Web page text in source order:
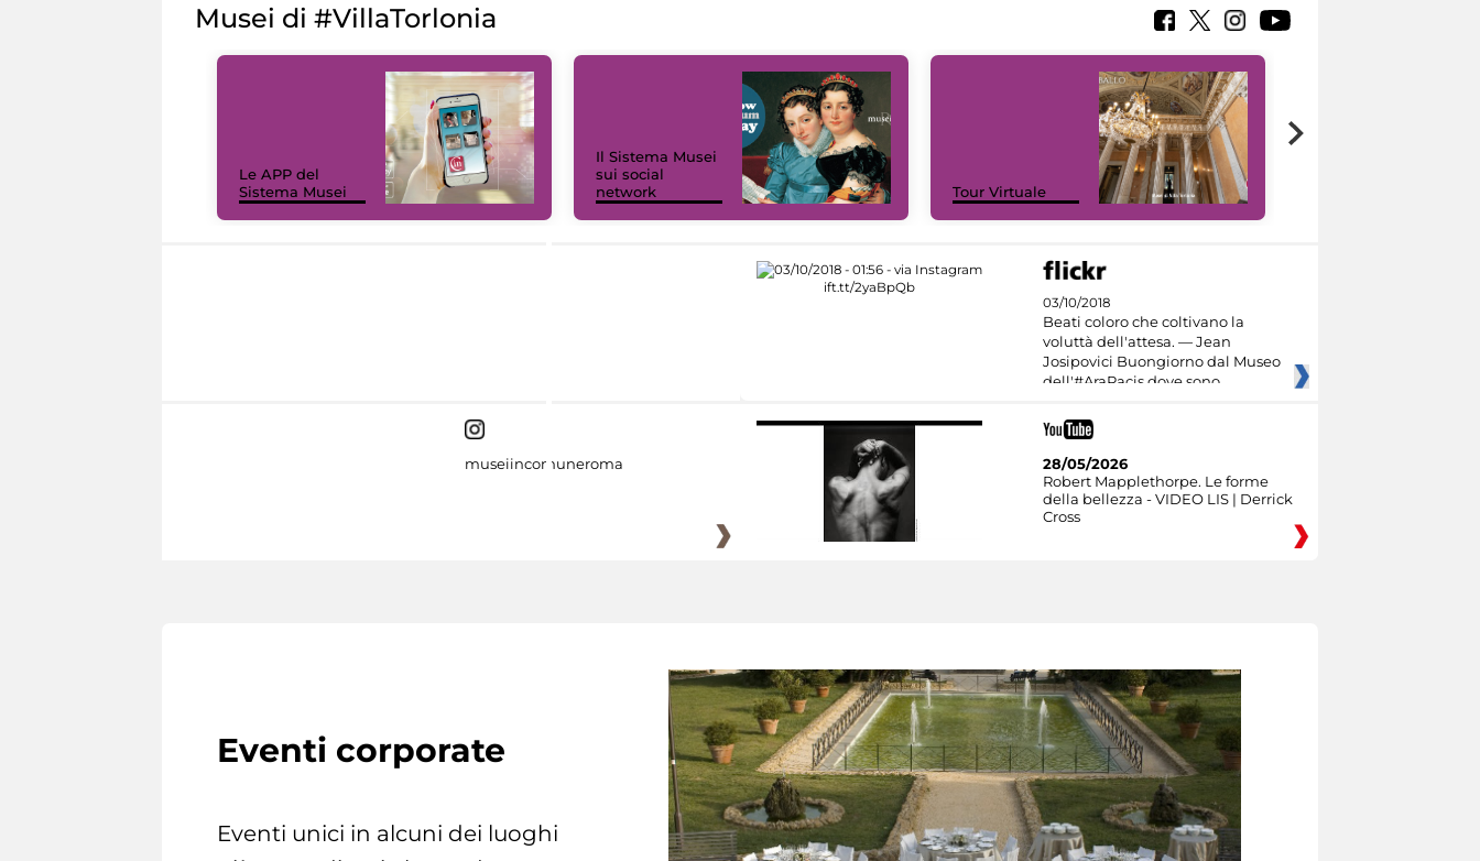
Musei di #VillaTorlonia
Le APP del
Sistema Musei
Il Sistema Musei
sui social
network
Tour Virtuale
03/10/2018
Beati coloro che coltivano la
voluttà dell'attesa. — Jean
Josipovici Buongiorno dal Museo
dell'#AraPacis dove sono
museiincomuneroma
28/05/2026
Robert Mapplethorpe. Le forme
della bellezza - VIDEO LIS | Derrick
Cross
Eventi corporate
Eventi unici in alcuni dei luoghi